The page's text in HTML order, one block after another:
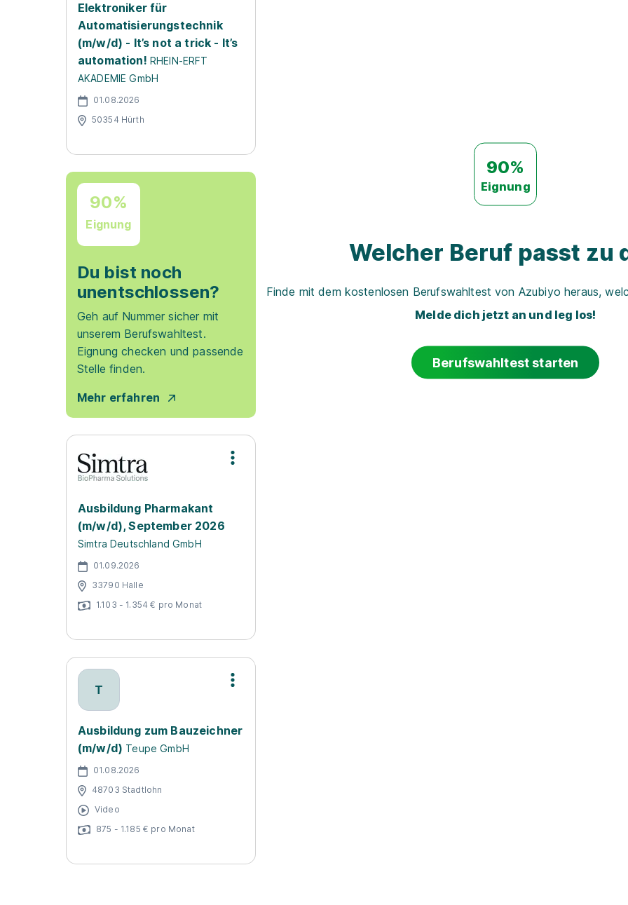
Elektroniker für
Automatisierungstechnik
(m/w/d) - It’s not a trick - It’s
automation! RHEIN-ERFT
AKADEMIE GmbH
01.08.2026
50354 Hürth
90%
Eignung
Du bist noch
unentschlossen?
Geh auf Nummer sicher mit
unserem Berufswahltest.
Eignung checken und passende
Stelle finden.
Mehr erfahren
Ausbildung Pharmakant
(m/w/d), September 2026
Simtra Deutschland GmbH
01.09.2026
33790 Halle
1.103 - 1.354 € pro Monat
T
Ausbildung zum Bauzeichner
(m/w/d) Teupe GmbH
01.08.2026
48703 Stadtlohn
Video
875 - 1.185 € pro Monat
90%
Eignung
Welcher Beruf passt zu
Finde mit dem kostenlosen Berufswahltest von Azubiyo heraus,
Melde dich jetzt an und leg los!
Berufswahltest starten